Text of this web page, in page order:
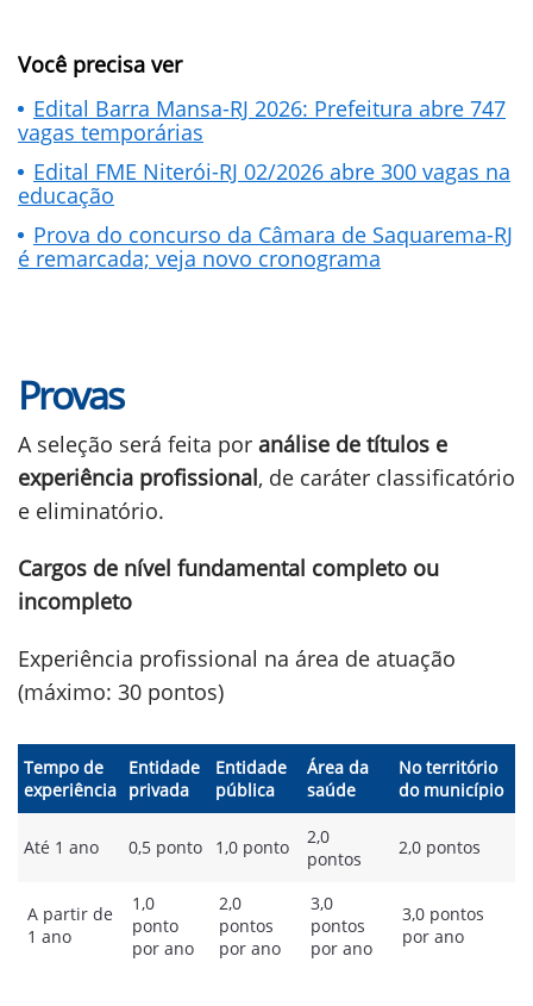
Você precisa ver
Edital Barra Mansa-RJ 2026: Prefeitura abre 747
vagas temporárias
Edital FME Niterói-RJ 02/2026 abre 300 vagas na
educação
Prova do concurso da Câmara de Saquarema-RJ
é remarcada; veja novo cronograma
Provas
A seleção será feita por análise de títulos e
experiência profissional, de caráter classificatório
e eliminatório.
Cargos de nível fundamental completo ou
incompleto
Experiência profissional na área de atuação
(máximo: 30 pontos)
Tempo de
experiência
Entidade
privada
Entidade
pública
Área da
saúde
No território
do município
Até 1 ano 0,5 ponto 1,0 ponto
2,0
pontos
2,0 pontos
A partir de
1 ano
1,0
ponto
por ano
2,0
pontos
por ano
3,0
pontos
por ano
3,0 pontos
por ano